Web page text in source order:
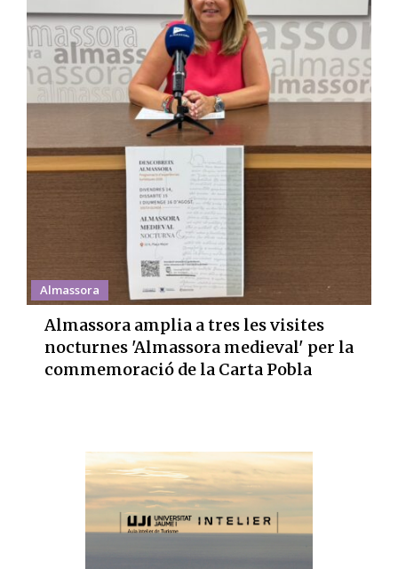
Almassora
Almassora amplia a tres les visites
nocturnes 'Almassora medieval' per la
commemoració de la Carta Pobla